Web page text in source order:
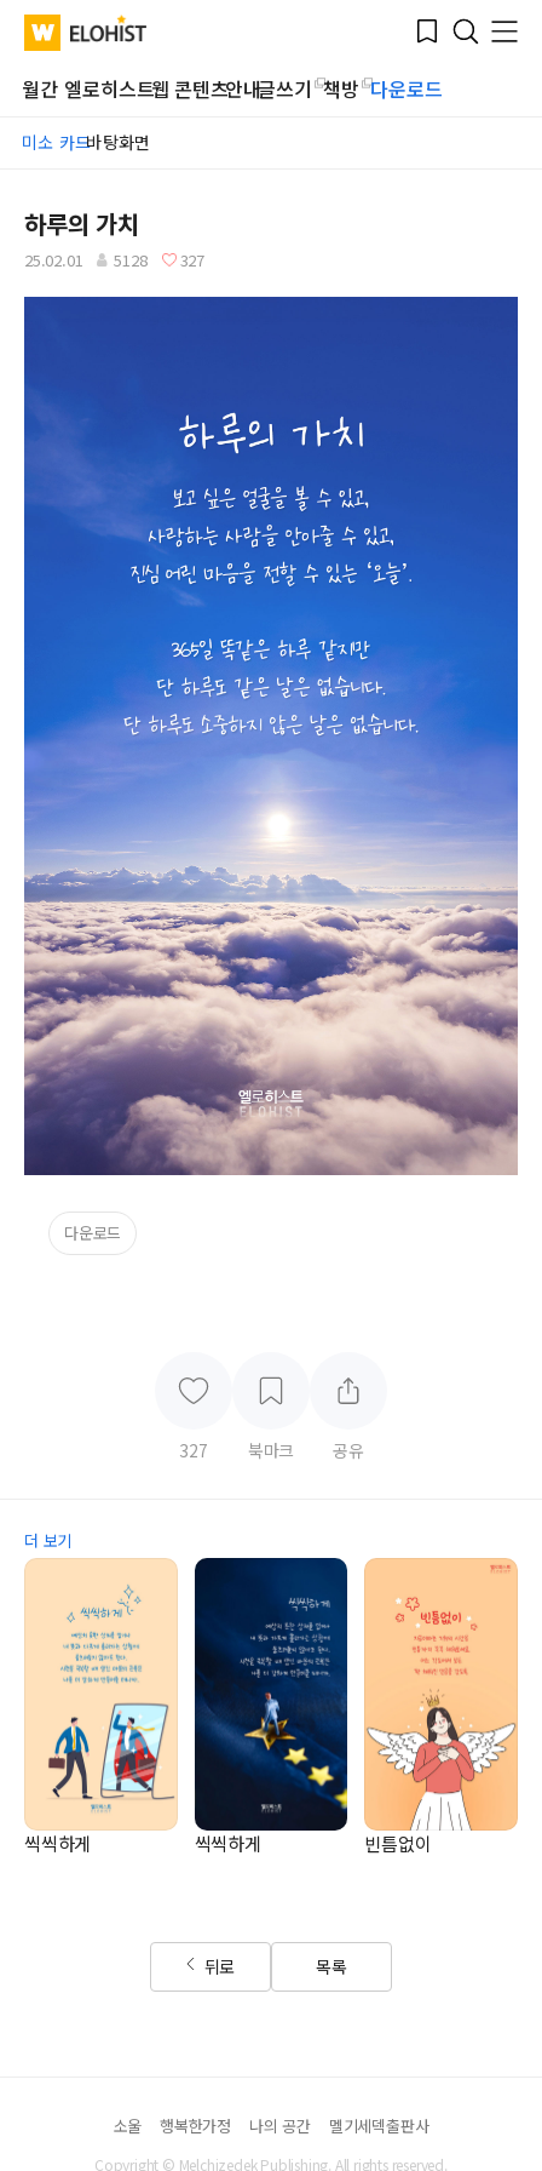
WATV Elohist-
Home
Bookmark
Search
Menu
월간 엘로히스트웹 콘텐츠안내글쓰기 책방 다운로드
미소 카드바탕화면
Submit
하루의 가치
25.02.01 5128 327
다운로드
327 북마크 공유
더 보기
씩씩하게 씩씩하게 빈틈없이
뒤로 목록
소울 행복한가정 나의 공간 멜기세덱출판사
Copyright © Melchizedek Publishing. All rights reserved.